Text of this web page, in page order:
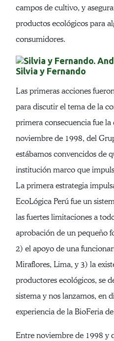
campos de cultivo, y
productos ecológicos para
consumidores.
Silvia y Fernando
Las primeras acciones
para discutir el tema de la
primera consecuencia fue
noviembre de 1998, del
estábamos convencidos de
institución marco que
La primera estrategia
EcoLógica Perú fue un
las fuertes limitaciones a
aprobación de un pequeño
2) el apoyo de una
Miraflores, Lima, y 3) la
productores ecológicos, se
sistema y nos lanzamos, en
experiencia de la BioFeria
Entre noviembre de 1998 y